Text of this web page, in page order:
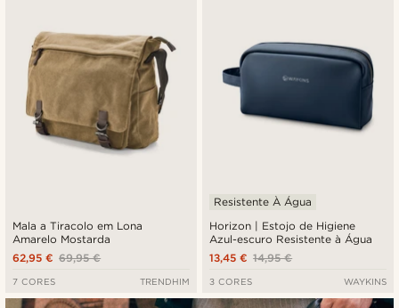
Mala a Tiracolo em Lona
Amarelo Mostarda
69,95 €
62,95 €
7 CORES TRENDHIM
Horizon | Estojo de Higiene
Azul-escuro Resistente à Água
Resistente À Água
14,95 €
13,45 €
3 CORES WAYKINS